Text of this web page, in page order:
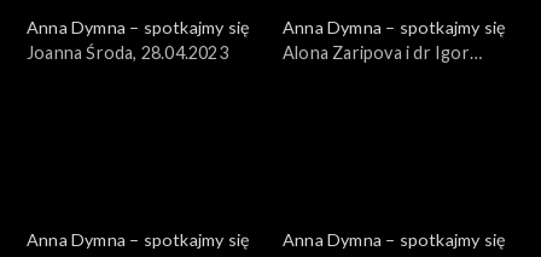
Anna Dymna – spotkajmy się
Joanna Środa, 28.04.2023
Anna Dymna – spotkajmy się
Alona Zaripova i dr Igor
Anna Dymna – spotkajmy się
Anna Dymna – spotkajmy się